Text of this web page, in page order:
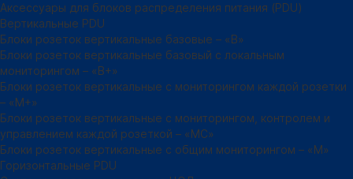
Аксессуары для блоков распределения питания (PDU)
Вертикальные PDU
Блоки розеток вертикальные базовые – «В»
Блоки розеток вертикальные базовый с локальным
мониторингом – «В+»
Блоки розеток вертикальные с мониторингом каждой розетки
– «М+»
Блоки розеток вертикальные с мониторингом, контролем и
управлением каждой розеткой – «МС»
Блоки розеток вертикальные с общим мониторингом – «М»
Горизонтальные PDU